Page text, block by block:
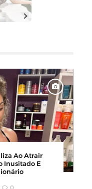
Até US$ 100
Epstein,
Dos EUA